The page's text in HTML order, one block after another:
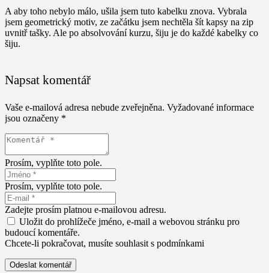
A aby toho nebylo málo, ušila jsem tuto kabelku znova. Vybrala
jsem geometrický motiv, ze začátku jsem nechtěla šít kapsy na zip
uvnitř tašky. Ale po absolvování kurzu, šiju je do každé kabelky co
šiju.
Napsat komentář
Vaše e-mailová adresa nebude zveřejněna. Vyžadované informace
jsou označeny *
Prosím, vyplňte toto pole.
Prosím, vyplňte toto pole.
Zadejte prosím platnou e-mailovou adresu.
Uložit do prohlížeče jméno, e-mail a webovou stránku pro
budoucí komentáře.
Chcete-li pokračovat, musíte souhlasit s podmínkami
Odeslat komentář